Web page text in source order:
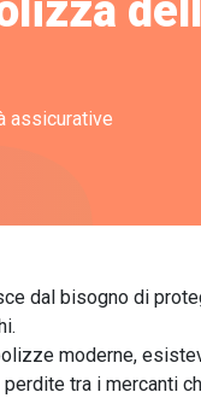
assicurative
dal bisogno di
moderne,
tra i mercanti